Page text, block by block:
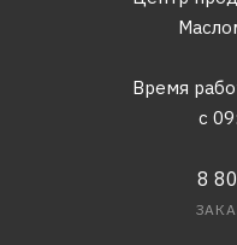
Время
с
8